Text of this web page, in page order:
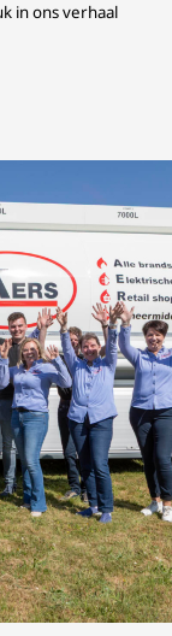
in ons verhaal